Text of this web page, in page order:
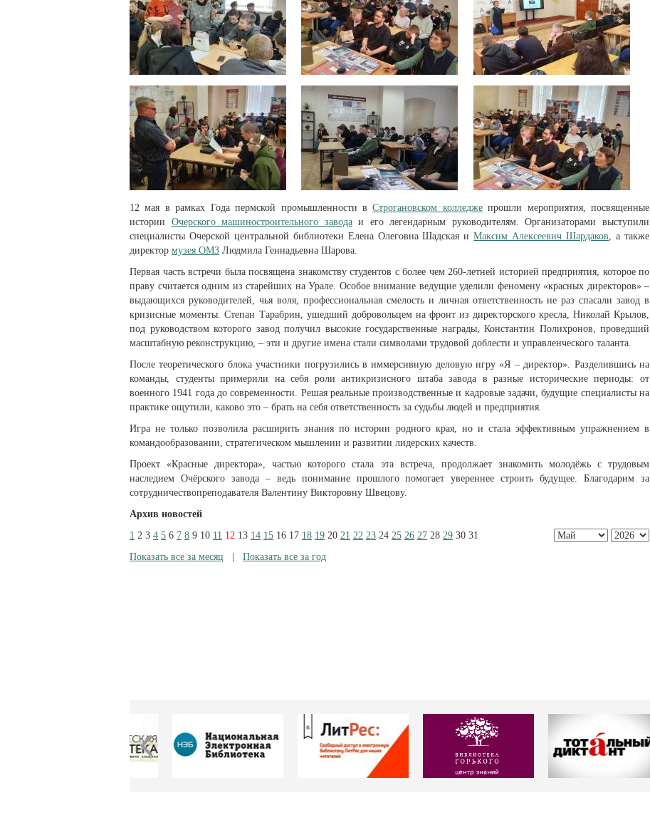
12 мая в рамках Года пермской промышленности вСтрогановском колледжепрошли мероприятия, посвященные
истории Очерского машиностроительного заводаи его легендарным руководителям. Организаторами выступили
специалисты Очерской центральной библиотеки Елена Олеговна Шадская иМаксим Алексеевич Шардаков, а также
директор музея ОМЗ Людмила Геннадьевна Шарова.
Первая часть встречи была посвящена знакомству студентов с более чем 260-летней историей предприятия, которое по
праву считается одним из старейших на Урале. Особое внимание ведущие уделили феномену «красных директоров» –
выдающихся руководителей, чья воля, профессиональная смелость и личная ответственность не раз спасали завод в
кризисные моменты. Степан Тарабрин, ушедший добровольцем на фронт из директорского кресла, Николай Крылов,
под руководством которого завод получил высокие государственные награды, Константин Полихронов, проведший
масштабную реконструкцию, – эти и другие имена стали символами трудовой доблести и управленческого таланта.
После теоретического блока участники погрузились в иммерсивную деловую игру «Я – директор». Разделившись на
команды, студенты примерили на себя роли антикризисного штаба завода в разные исторические периоды: от
военного 1941 года до современности. Решая реальные производственные и кадровые задачи, будущие специалисты на
практике ощутили, каково это – брать на себя ответственность за судьбы людей и предприятия.
Игра не только позволила расширить знания по истории родного края, но и стала эффективным упражнением в
командообразовании, стратегическом мышлении и развитии лидерских качеств.
Проект «Красные директора», частью которого стала эта встреча, продолжает знакомить молодёжь с трудовым
наследием Очёрского завода – ведь понимание прошлого помогает увереннее строить будущее. Благодарим за
сотрудничествопреподавателя Валентину Викторовну Швецову.
Архив новостей
1 2 3 4 5 6 7 8 9 10 11 12 13 14 15 16 17 18 19 20 21 22 23 24 25 26 27 28 29 30 31
Показать все за месяц
Показать все за год